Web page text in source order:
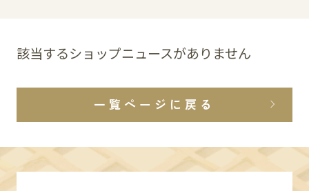
ショップニュース
イベント
該当するショップニュースがありません
一覧ページに戻る